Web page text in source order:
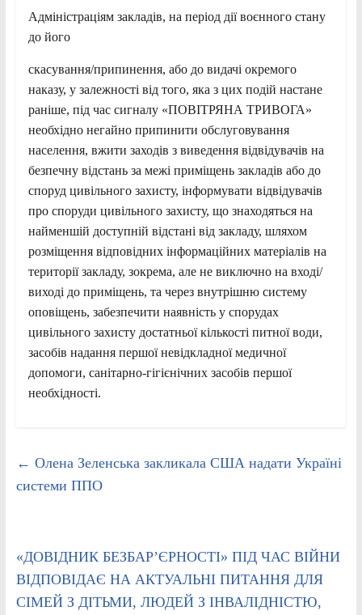
Адміністраціям закладів, на період дії воєнного стану
до його
скасування/припинення, або до видачі окремого
наказу, у залежності від того, яка з цих подій настане
раніше, під час сигналу «ПОВІТРЯНА ТРИВОГА»
необхідно негайно припинити обслуговування
населення, вжити заходів з виведення відвідувачів на
безпечну відстань за межі приміщень закладів або до
споруд цивільного захисту, інформувати відвідувачів
про споруди цивільного захисту, що знаходяться на
найменшій доступній відстані від закладу, шляхом
розміщення відповідних інформаційних матеріалів на
території закладу, зокрема, але не виключно на вході/
виході до приміщень, та через внутрішню систему
оповіщень, забезпечити наявність у спорудах
цивільного захисту достатньої кількості питної води,
засобів надання першої невідкладної медичної
допомоги, санітарно-гігієнічних засобів першої
необхідності.
← Олена Зеленська закликала США надати Україні
системи ППО
«ДОВІДНИК БЕЗБАР’ЄРНОСТІ» ПІД ЧАС ВІЙНИ
ВІДПОВІДАЄ НА АКТУАЛЬНІ ПИТАННЯ ДЛЯ
СІМЕЙ З ДІТЬМИ, ЛЮДЕЙ З ІНВАЛІДНІСТЮ,